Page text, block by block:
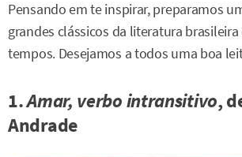
Pensando em te inspirar, preparamos
grandes clássicos da literatura
tempos. Desejamos a todos uma boa
1.Amar, verbo intransitivo,
Andrade